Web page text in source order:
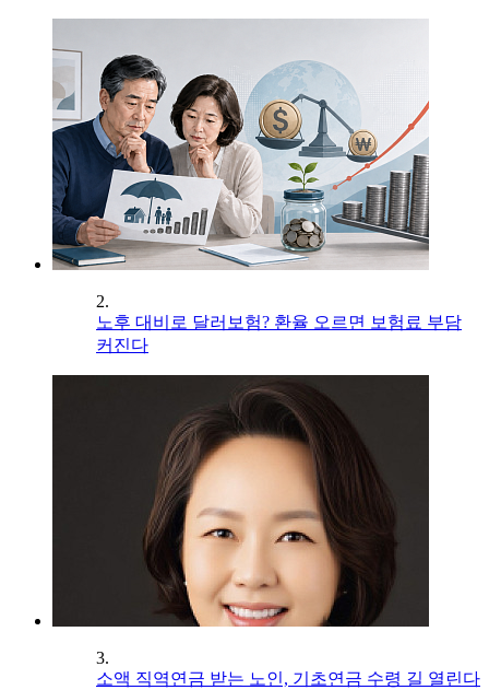
2.
노후 대비로 달러보험? 환율 오르면 보험료 부담
커진다
3.
소액 직역연금 받는 노인, 기초연금 수령 길 열린다